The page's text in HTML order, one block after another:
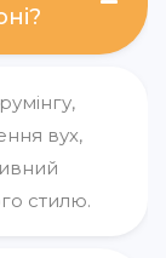
вух,
стилю.